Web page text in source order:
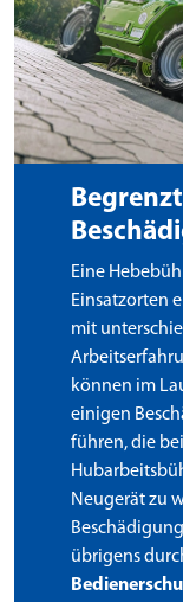
Eine
Einsatzorten
mit
können im
einigen
führen, die
Neugerät zu
übrigens